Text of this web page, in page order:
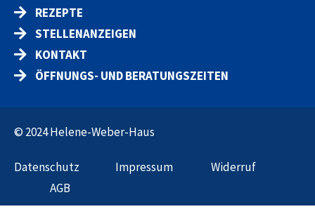
REZEPTE
STELLENANZEIGEN
KONTAKT
ÖFFNUNGS- UND BERATUNGSZEITEN
© 2024 Helene-Weber-Haus
Datenschutz Impressum
Widerruf
AGB